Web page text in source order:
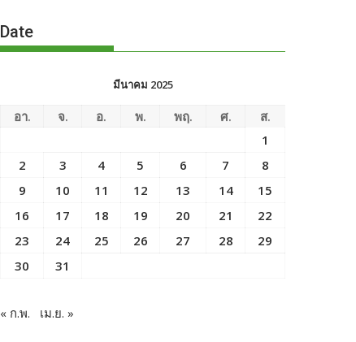
Date
มีนาคม 2025
อา. จ. อ. พ. พฤ. ศ.
ส.
1
2
3 4 5 6 7
8
9
10 11 12 13 14
15
16
17 18 19 20 21
22
23
24 25 26 27 28
29
30
31
« ก.พ. เม.ย. »